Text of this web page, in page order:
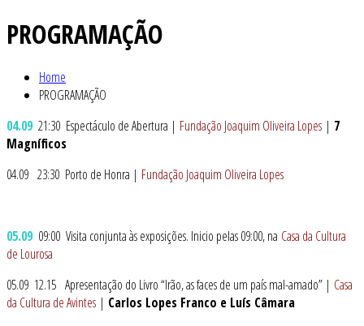
PROGRAMAÇÃO
Home
PROGRAMAÇÃO
04.09 21:30 Espectáculo de Abertura | Fundação Joaquim Oliveira Lopes | 7
Magníficos
04.09 23:30 Porto de Honra | Fundação Joaquim Oliveira Lopes
05.09 09:00 Visita conjunta às exposições. Inicio pelas 09:00, na Casa da Cultura
de Lourosa
05.09 12.15 Apresentação do Livro “Irão, as faces de um país mal-amado” | Casa
da Cultura de Avintes | Carlos Lopes Franco e Luís Câmara